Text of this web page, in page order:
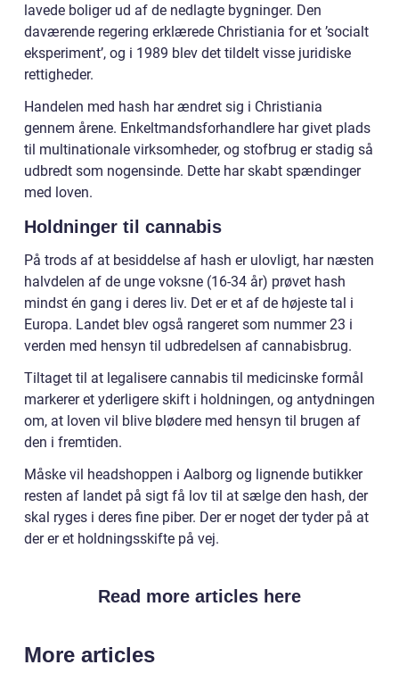
lavede boliger ud af de nedlagte bygninger. Den
daværende regering erklærede Christiania for et ’socialt
eksperiment’, og i 1989 blev det tildelt visse juridiske
rettigheder.
Handelen med hash har ændret sig i Christiania
gennem årene. Enkeltmandsforhandlere har givet plads
til multinationale virksomheder, og stofbrug er stadig så
udbredt som nogensinde. Dette har skabt spændinger
med loven.
Holdninger til cannabis
På trods af at besiddelse af hash er ulovligt, har næsten
halvdelen af ​​de unge voksne (16-34 år) prøvet hash
mindst én gang i deres liv. Det er et af de højeste tal i
Europa. Landet blev også rangeret som nummer 23 i
verden med hensyn til udbredelsen af ​​cannabisbrug.
Tiltaget til at legalisere cannabis til medicinske formål
markerer et yderligere skift i holdningen, og antydningen
om, at loven vil blive blødere med hensyn til brugen af ​​
den i fremtiden.
Måske vil headshoppen i Aalborg og lignende butikker
resten af landet på sigt få lov til at sælge den hash, der
skal ryges i deres fine piber. Der er noget der tyder på at
der er et holdningsskifte på vej.
Read more articles here
More articles